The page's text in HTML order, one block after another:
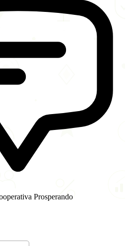
Prosperando